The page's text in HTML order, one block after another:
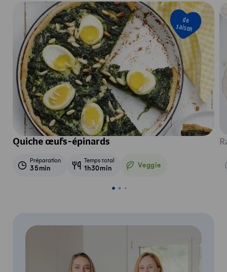
de
saison
Quiche œufs-épinards
Préparation
35min
Temps total
1h30min Veggie
Veggie